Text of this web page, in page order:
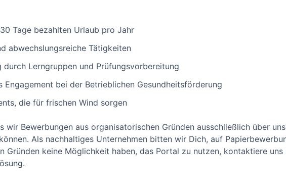
Tage bezahlten Urlaub pro Jahr
abwechslungsreiche Tätigkeiten
durch Lerngruppen und Prüfungsvorbereitung
Engagement bei der Betrieblichen Gesundheitsförderung
die für frischen Wind sorgen
wir Bewerbungen aus organisatorischen Gründen ausschließlich über
Als nachhaltiges Unternehmen bitten wir Dich, auf
Gründen keine Möglichkeit haben, das Portal zu nutzen, kontaktiere